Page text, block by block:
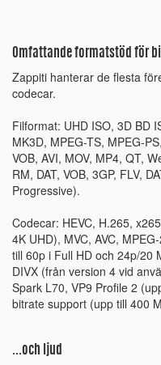
Omfattande formatstöd för
Zappiti hanterar de flesta
codecar.
Filformat: UHD ISO, 3D BD
MK3D, MPEG-TS, MPEG-
VOB, AVI, MOV, MP4, QT,
RM, DAT, VOB, 3GP, FLV,
Progressive).
Codecar: HEVC, H.265,
4K UHD), MVC, AVC,
till 60p i Full HD och 24p/20
DIVX (från version 4 vid
Spark L70, VP9 Profile 2
bitrate support (upp till 400
...och ljud